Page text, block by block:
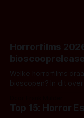
Horrorfilms
Welke horrorfilms
bioscopen? In dit
Top 15: Horror